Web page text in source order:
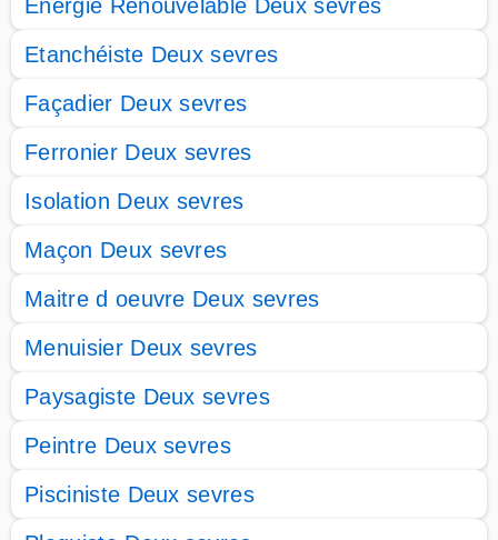
Energie Renouvelable Deux sevres
Etanchéiste Deux sevres
Façadier Deux sevres
Ferronier Deux sevres
Isolation Deux sevres
Maçon Deux sevres
Maitre d oeuvre Deux sevres
Menuisier Deux sevres
Paysagiste Deux sevres
Peintre Deux sevres
Pisciniste Deux sevres